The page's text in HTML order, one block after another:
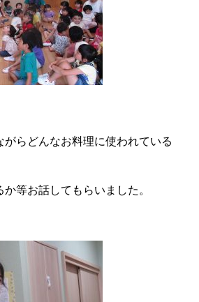
がらどんなお料理に使われている
等お話してもらいました。